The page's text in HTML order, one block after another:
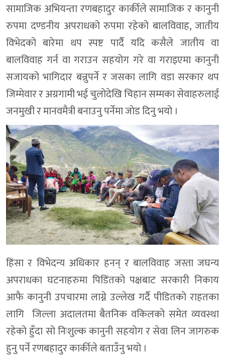
सामाजिक अभियन्ता रणबहादुर कार्कीले सामाजिक र कानुनी
रुपमा दण्डनीय अपराधको रुपमा रहेको बालविवाह, जातीय
विभेदको बारेमा थप स्पष्ट पार्दै यदि कसैले जातीय वा
बालविवाह गर्न वा गराउन सहयोग गरे वा गराइएमा कानुनी
सजायको भागिदार बन्नुपर्ने र जसका लागि वडा सरकार थप
जिम्मेवार र अग्रगामी भई चुलोदेखि चिहान सम्मका सेवाहरुलाई
जनमुखी र मानवमैत्री बनाउनु पर्नेमा जाेड दिनु भयाे ।
हिंसा र विभेदन्य अधिकार हनन् र बालविवाह जस्ता जघन्य
अपराधका घटनाहरुमा पिडिंतको पक्षबाट सरकारी निकाय
आफै कानुनी उपचारमा लाग्ने उल्लेख गर्दै पीडितकाे राहतका
लागि जिल्ला अदालतमा बैतनिक वकिलको समेत व्यवस्था
रहेको हुँदा सो निःशुल्क कानुनी सहयोग र सेवा लिन जागरुक
हुनु पर्ने रणबहादुर कार्कीले बताउँनु भयो ।